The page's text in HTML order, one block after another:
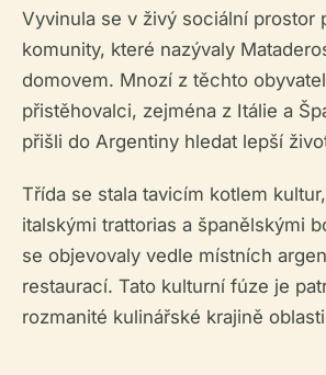
Vyvinula se v živý sociální prostor
komunity, které nazývaly
domovem. Mnozí z těchto
přistěhovalci, zejména z Itálie a
přišli do Argentiny hledat lepší
Třída se stala tavicím kotlem
italskými trattorias a španělskými
se objevovaly vedle místních
restaurací. Tato kulturní fúze je
rozmanité kulinářské krajině